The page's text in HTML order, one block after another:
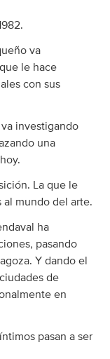
va
le hace
con sus
investigando
una
La que le
al mundo del arte.
ha
pasando
Y dando el
de
en
pasan a ser